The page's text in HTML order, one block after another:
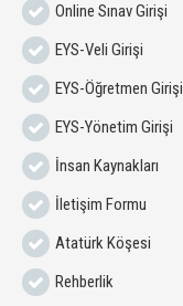
Online Sınav Girişi
EYS-Veli Girişi
EYS-Öğretmen Girişi
EYS-Yönetim Girişi
İnsan Kaynakları
İletişim Formu
Atatürk Köşesi
Rehberlik